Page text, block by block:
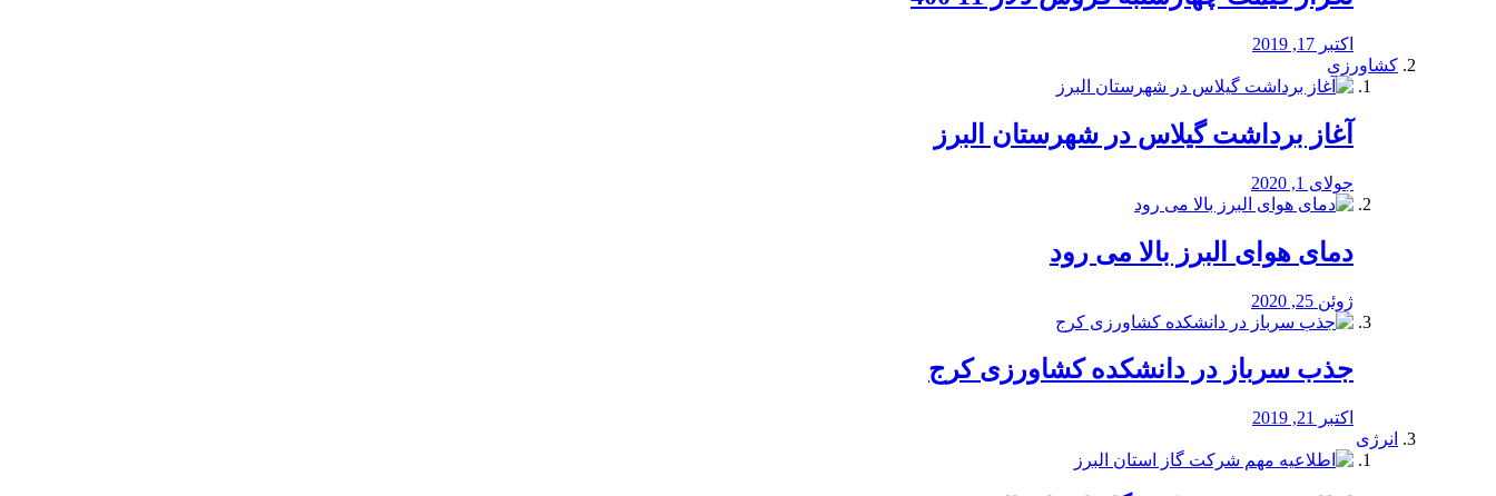
اکتبر 17, 2019
کشاورزی
آغاز برداشت گیلاس در شهرستان البرز
جولای 1, 2020
دمای هوای البرز بالا می رود
ژوئن 25, 2020
جذب سرباز در دانشکده کشاورزی کرج
اکتبر 21, 2019
انرژی